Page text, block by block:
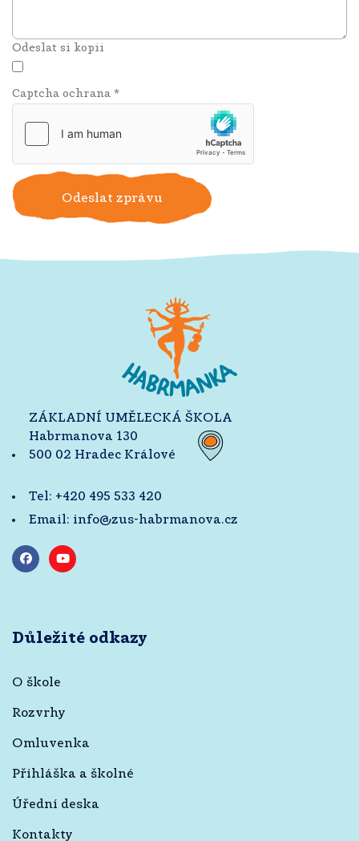
Odeslat si kopii
Captcha ochrana *
Odeslat zprávu
ZÁKLADNÍ UMĚLECKÁ ŠKOLA
Habrmanova 130
500 02 Hradec Králové
Tel: +420 495 533 420
Email: info@zus-habrmanova.cz
Důležité odkazy
O škole
Rozvrhy
Omluvenka
Přihláška a školné
Úřední deska
Kontakty